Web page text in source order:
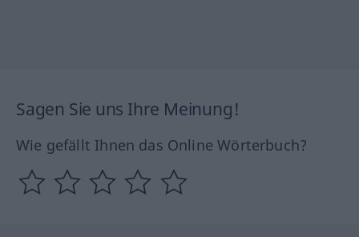
Sagen Sie uns Ihre Meinung!
Wie gefällt Ihnen das Online Wörterbuch?